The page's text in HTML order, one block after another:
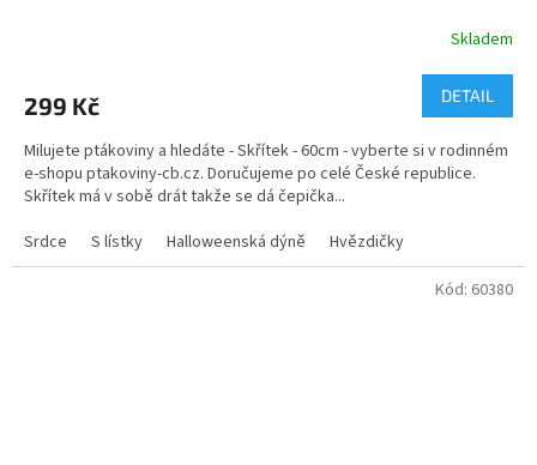
Skladem
299 Kč DETAIL
Milujete ptákoviny a hledáte - Skřítek - 60cm - vyberte si v rodinném
e-shopu ptakoviny-cb.cz. Doručujeme po celé České republice.
Skřítek má v sobě drát takže se dá čepička...
Srdce
S lístky Halloweenská dýně Hvězdičky
Kód: 60380